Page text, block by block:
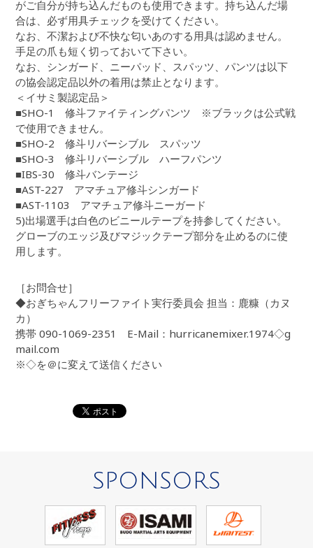
がご自分が持ち込んだものも使用できます。持ち込んだ場
合は、必ず用具チェックを受けてください。
なお、不潔および不快な匂いあのする用具は認めません。
手足の爪も短く切っておいて下さい。
なお、シンガード、ニーパッド、スパッツ、パンツは以下
の協会認定品以外の着用は禁止となります。
＜イサミ製認定品＞
■SHO-1 修斗ファイティングパンツ ※ブラックは公式戦
で使用できません。
■SHO-2 修斗リバーシブル スパッツ
■SHO-3 修斗リバーシブル ハーフパンツ
■IBS-30 修斗バンテージ
■AST-227 アマチュア修斗シンガード
■AST-1103 アマチュア修斗ニーガード
5)出場選手は白色のビニールテープを持参してください。
グローブのエッジ及びマジックテープ部分を止めるのに使
用します。
［お問合せ］
◆おぎちゃんフリーファイト実行委員会 担当：鹿糠（カヌ
カ）
携帯 090-1069-2351 E-Mail：hurricanemixer.1974◇g
mail.com
※◇を＠に変えて送信ください
SPONSORS